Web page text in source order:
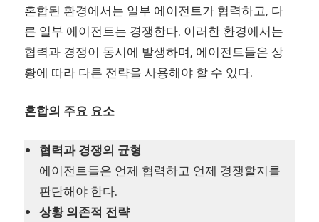
혼합된 환경에서는 일부 에이전트가 협력하고, 다
른 일부 에이전트는 경쟁한다. 이러한 환경에서는
협력과 경쟁이 동시에 발생하며, 에이전트들은 상
황에 따라 다른 전략을 사용해야 할 수 있다.
혼합의 주요 요소
협력과 경쟁의 균형
에이전트들은 언제 협력하고 언제 경쟁할지를
판단해야 한다.
상황 의존적 전략